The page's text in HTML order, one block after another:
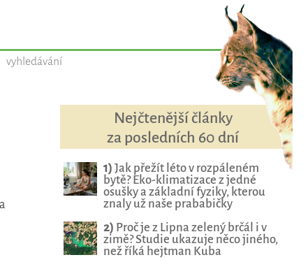
vyhledávání
Nejčtenější články
za posledních 60 dní
1) Jak přežít léto v rozpáleném
bytě? Eko-klimatizace z jedné
osušky a základní fyziky, kterou
znaly už naše prababičky
2) Proč je z Lipna zelený brčál i v
zimě? Studie ukazuje něco jiného,
než říká hejtman Kuba